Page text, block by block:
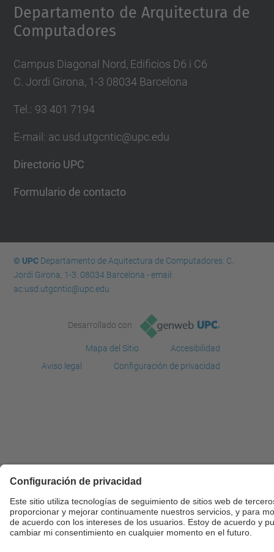
Departamento de Arquitectura de
Computadores
Campus Diagonal Nord, Edificios D6 i C6
C. Jordi Girona, 1-3 08034 Barcelona
Tel.: 93 401 7194
E-mail: ac.usd.utgcntic@upc.edu
Directorio UPC
Formulario de contacto
© UPCDepartamento de Aquitectura de Computadores. C.
Jordi Girona, 1-3. 08034 Barcelona - email:
ac.usd.utgcntic@upc.edu
Desarrollado con
Mapa del Sitio
Accesibilidad
Aviso legal
Configuración de privacidad